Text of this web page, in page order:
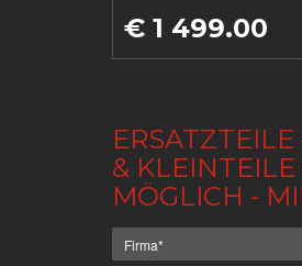
€ 1 499.00
&
MÖGLICH -